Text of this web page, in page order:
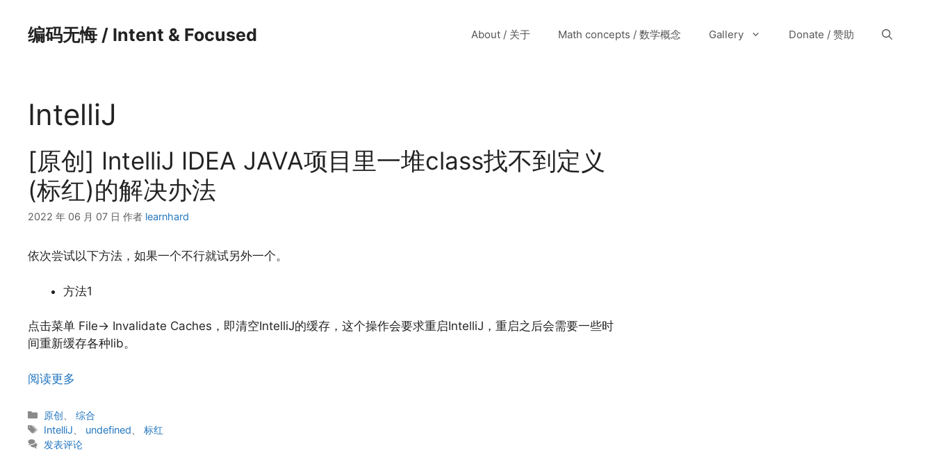
编码无悔 / Intent & Focused About / 关于 Math concepts / 数学概念 Gallery Donate / 赞助
IntelliJ
[原创] IntelliJ IDEA JAVA项目里一堆class找不到定义
(标红)的解决办法
2022 年 06 月 07 日 作者 learnhard
依次尝试以下方法，如果一个不行就试另外一个。
方法1
点击菜单 File→ Invalidate Caches，即清空IntelliJ的缓存，这个操作会要求重启IntelliJ，重启之后会需要一些时
间重新缓存各种lib。
阅读更多
分
类
原创 、综合
标
签
IntelliJ undefined 、标红
发表评论